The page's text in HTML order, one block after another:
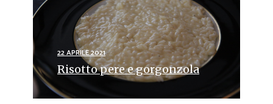
22 APRILE 2021
Risotto pere e gorgonzola